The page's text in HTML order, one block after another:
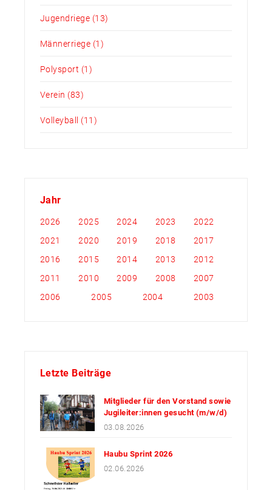
Jugendriege (13)
Männerriege (1)
Polysport (1)
Verein (83)
Volleyball (11)
Jahr
2026 2025 2024 2023
2022
2021
2020 2019 2018
2017
2016
2015 2014 2013
2012
2011
2010 2009 2008
2007
2006
2005 2004 2003
Letzte Beiträge
Mitglieder für den Vorstand sowie
Jugileiter:innen gesucht (m/w/d)
03.08.2026
Haubu Sprint 2026
02.06.2026